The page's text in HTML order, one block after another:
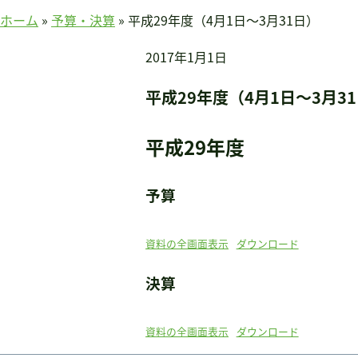
ホーム » 予算・決算 » 平成29年度（4月1日～3月31日）
2017年1月1日
平成29年度（4月1日～3月
平成29年度
予算
資料の全画面表示 ダウンロード
決算
資料の全画面表示 ダウンロード
当連盟について
会長挨拶
定款
アクセス
アジア知的障害連盟
調査・研究事業